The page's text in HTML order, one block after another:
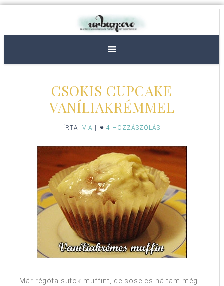
CSOKIS CUPCAKE
VANÍLIAKRÉMMEL
ÍRTA: VIA 4 HOZZÁSZÓLÁS
Már régóta sütök muffint, de sose csináltam még